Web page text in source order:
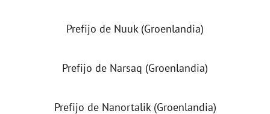
Prefijo de Nuuk (Groenlandia)
Prefijo de Narsaq (Groenlandia)
Prefijo de Nanortalik (Groenlandia)